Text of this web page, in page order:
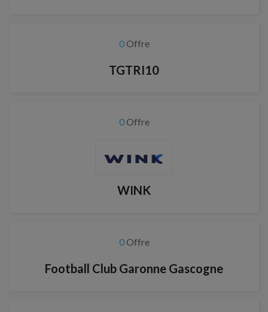
0Offre
TGTRI10
0Offre
WINK
0Offre
Football Club Garonne Gascogne